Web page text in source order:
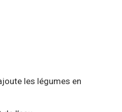
les légumes en